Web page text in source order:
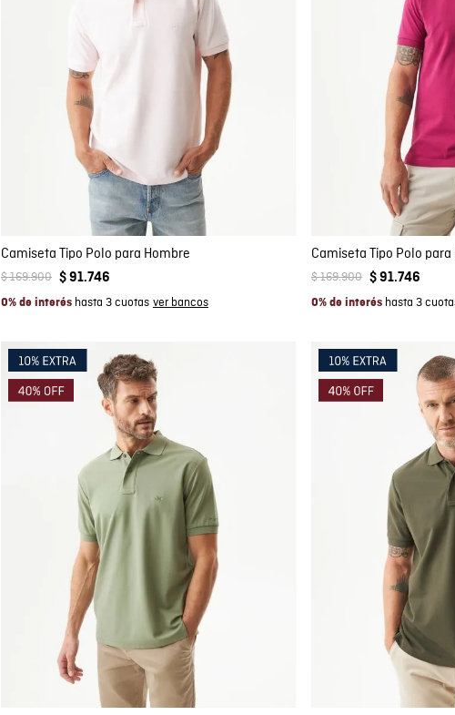
Compra rápida
AGREGAR AL CARRITO
L
M XLXXL
Camiseta Tipo Polo para Hombre
$169.900 $91.746
0% de interés hasta 3 cuotas
Compra
AGREGAR
M
S
XS
Camiseta Tipo Polo
$169.900 $ 91.746
0% de interéshasta 3
Compra rápida
AGREGAR AL CARRITO
Compra
AGREGAR AL
S
XS